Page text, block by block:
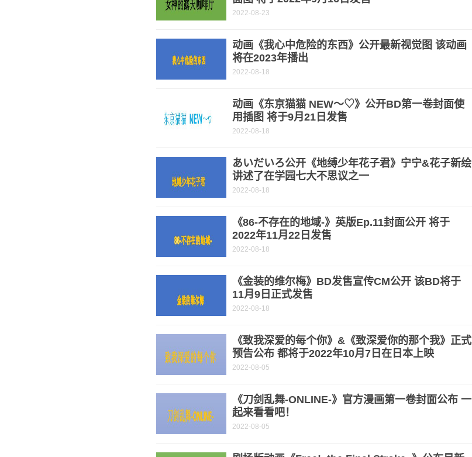
2022-08-23
动画《我心中危险的东西》公开最新视觉图 该动画
将在2023年播出
2022-08-18
动画《东京猫猫 NEW～♡》公开BD第一卷封面使
用插图 将于9月21日发售
2022-08-18
あいだいろ公开《地缚少年花子君》宁宁&花子新绘
讲述了在学园七大不思议之一
2022-08-18
《86-不存在的地域-》英版Ep.11封面公开 将于
2022年11月22日发售
2022-08-18
《金装的维尔梅》BD发售宣传CM公开 该BD将于
11月9日正式发售
2022-08-18
《致我深爱的每个你》&《致深爱你的那个我》正式
预告公布 都将于2022年10月7日在日本上映
2022-08-05
《刀剑乱舞-ONLINE-》官方漫画第一卷封面公布 一
起来看看吧！
2022-08-05